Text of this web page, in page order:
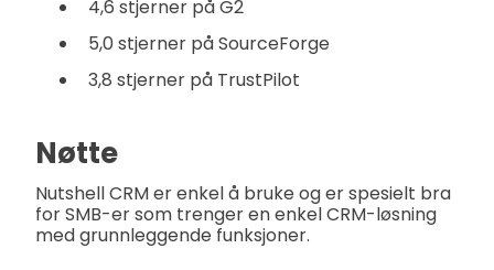
4,6 stjerner på G2
5,0 stjerner på SourceForge
3,8 stjerner på TrustPilot
Nøtte
Nutshell CRM er enkel å bruke og er spesielt bra
for SMB-er som trenger en enkel CRM-løsning
med grunnleggende funksjoner.